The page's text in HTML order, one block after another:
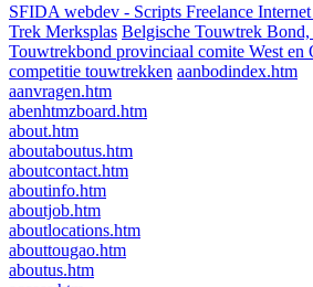
SFIDA webdev - Scripts Freelance
Trek Merksplas Belgische Touwtrek
Touwtrekbond provinciaal comite West en
competitie touwtrekken aanbodindex.htm
aanvragen.htm
abenhtmzboard.htm
about.htm
aboutaboutus.htm
aboutcontact.htm
aboutinfo.htm
aboutjob.htm
aboutlocations.htm
abouttougao.htm
aboutus.htm